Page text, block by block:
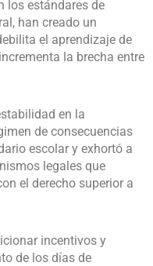
los estándares de
han creado un
el aprendizaje de
la brecha entre
en la
de consecuencias
escolar y exhortó a
legales que
el derecho superior a
incentivos y
de los días de